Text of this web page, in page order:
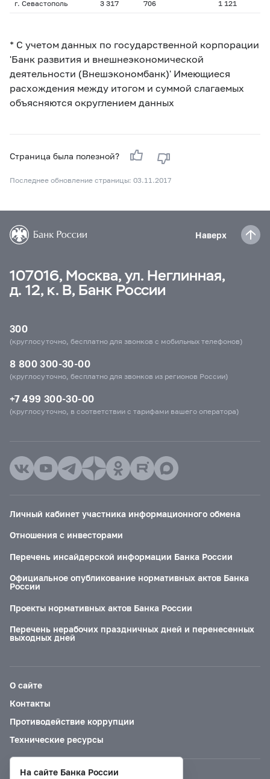
г. Севастополь 3 317 706 1 121
* С учетом данных по государственной корпорации
'Банк развития и внешнеэкономической
деятельности (Внешэкономбанк)' Имеющиеся
расхождения между итогом и суммой слагаемых
объясняются округлением данных
Страница была полезной?
Последнее обновление страницы: 03.11.2017
Наверх
107016, Москва, ул. Неглинная,
д. 12, к. В, Банк России
300
(круглосуточно, бесплатно для звонков с мобильных телефонов)
8 800 300-30-00
(круглосуточно, бесплатно для звонков из регионов России)
+7 499 300-30-00
(круглосуточно, в соответствии с тарифами вашего оператора)
Личный кабинет участника информационного обмена
Отношения с инвесторами
Перечень инсайдерской информации Банка России
Официальное опубликование нормативных актов Банка
России
Проекты нормативных актов Банка России
Перечень нерабочих праздничных дней и перенесенных
выходных дней
О сайте
Контакты
Противодействие коррупции
Технические ресурсы
На сайте Банка России